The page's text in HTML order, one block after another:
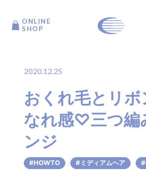
ONLINE
SHOP
2020.12.25
おくれ毛とリボ
なれ感♡三つ編
ンジ
#HOWTO #ミディアムヘア #
ONLINE
SHOP
ARTICLE
PRODUCTS